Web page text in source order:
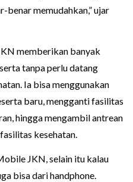
benar memudahkan,” ujar
memberikan banyak
tanpa perlu datang
Ia bisa menggunakan
baru, mengganti fasilitas
hingga mengambil antrean
kesehatan.
JKN, selain itu kalau
bisa dari handphone.